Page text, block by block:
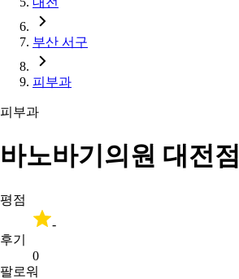
부산 서구
피부과
피부과
바노바기의원 대전점
평점
-
후기
0
팔로워